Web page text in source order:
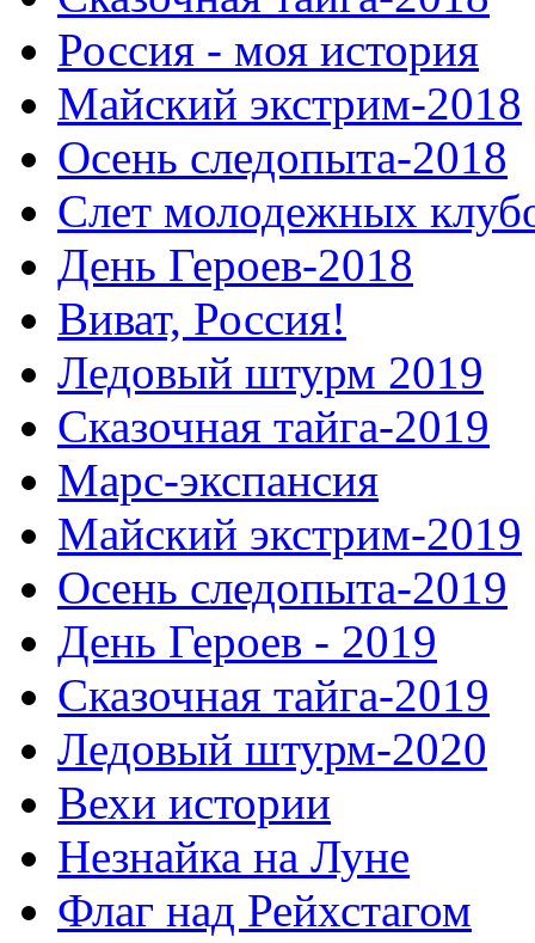
Россия - моя история
Майский экстрим-2018
Осень следопыта-2018
Слет молодежных
День Героев-2018
Виват, Россия!
Ледовый штурм 2019
Сказочная тайга-2019
Марс-экспансия
Майский экстрим-2019
Осень следопыта-2019
День Героев - 2019
Сказочная тайга-2019
Ледовый штурм-2020
Вехи истории
Незнайка на Луне
Флаг над Рейхстагом